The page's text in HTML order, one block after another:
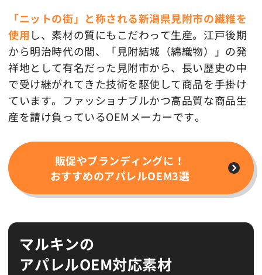
「ニットの街」と称される新潟県見附市の繊維を
使用し、素材の質にもこだわって生産。江戸後期
から明治時代の間、「見附結城（綿織物）」の発
祥地として有名だった見附市から、長い歴史の中
で受け継がれてきた技術を駆使して商品を手掛け
ています。ファッショナブルかつ高品質な商品生
産を請け負っているOEMメーカーです。
販促やブランディングに！
おすすめのアパレルOEM3選
マルキンの
アパレルOEM対応素材